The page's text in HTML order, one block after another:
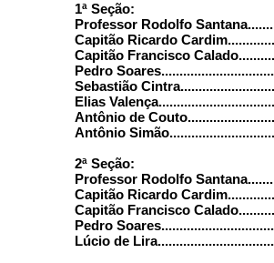
1ª Seção:
Professor Rodolfo
Capitão Ricardo
Capitão Francisco
Pedro
Sebastião
Elias
Antônio de
Antônio
2ª Seção:
Professor Rodolfo
Capitão Ricardo
Capitão Francisco
Pedro
Lúcio de